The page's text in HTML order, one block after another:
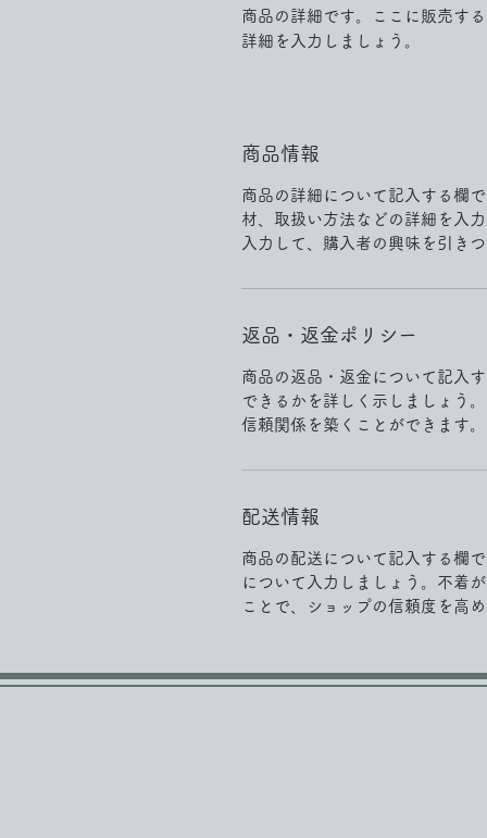
商品の詳細です。ここに販売す
詳細を入力しましょう。
商品情報
商品の詳細について記入する欄
材、取扱い方法などの詳細を入
入力して、購入者の興味を引き
返品・返金ポリシー
商品の返品・返金について記入
できるかを詳しく示しましょう
信頼関係を築くことができます。
配送情報
商品の配送について記入する欄
について入力しましょう。不着
ことで、ショップの信頼度を高